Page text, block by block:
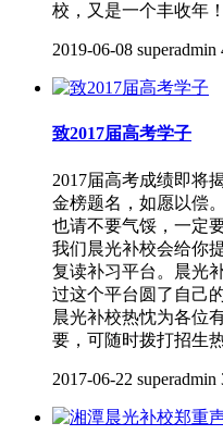
校，又是一个丰收年！
2019-06-08 superadmin
致2017届高考学子
2017届高考成绩即将
金榜题名，如愿以偿
也请不要气馁，一定
我们晨光补校会给你
复读补习平台。晨光
过这个平台圆了自己
晨光补校热忱为各位
要，可随时拨打招生
2017-06-22 superadmin